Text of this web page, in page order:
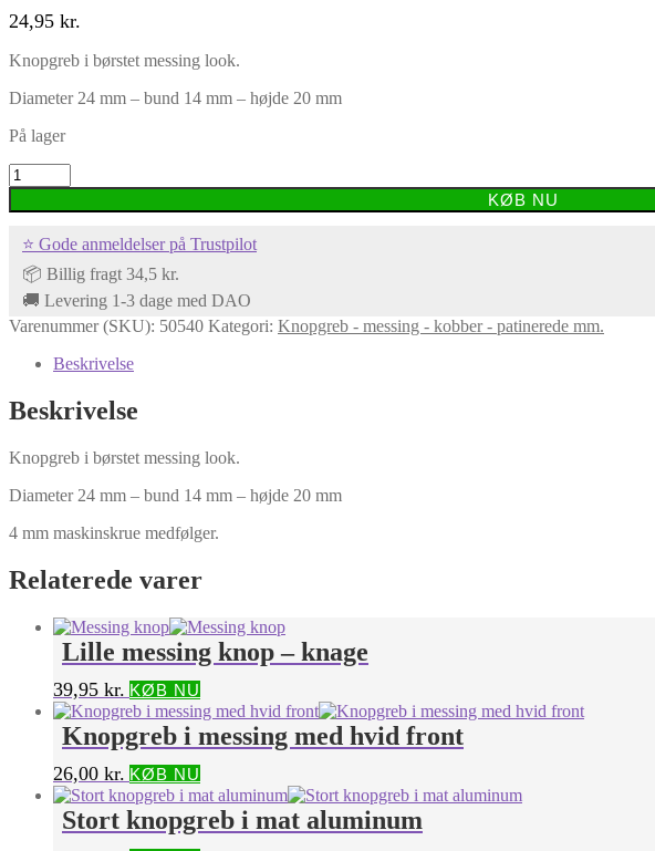
24,95 kr.
Knopgreb i børstet messing look.
Diameter 24 mm – bund 14 mm – højde 20 mm
På lager
Knopgreb
-
antik
messing
look
24
mm
KØB NU
⭐ Gode anmeldelser på Trustpilot
📦 Billig fragt 34,5 kr.
🚚 Levering 1-3 dage med DAO
Varenummer (SKU): 50540 Kategori: Knopgreb - messing - kobber - patinerede mm.
Beskrivelse
Beskrivelse
Knopgreb i børstet messing look.
Diameter 24 mm – bund 14 mm – højde 20 mm
4 mm maskinskrue medfølger.
Relaterede varer
Lille messing knop – knage
39,95 kr. KØB NU
Knopgreb i messing med hvid front
26,00 kr. KØB NU
Stort knopgreb i mat aluminum